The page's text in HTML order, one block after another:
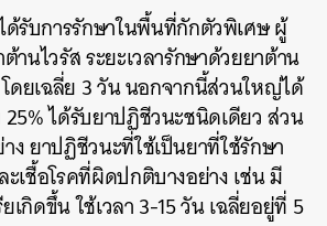
รับการรักษาในพื้นที่กักตัวพิเศษ ผู้
านไวรัส ระยะเวลารักษาด้วยยาต้าน
ดยเฉลี่ย 3 วัน นอกจากนี้ส่วนใหญ่ได้
ได้รับยาปฏิชีวนะชนิดเดียว ส่วน
ง ยาปฏิชีวนะที่ใช้เป็นยาที่ใช้รักษา
เชื้อโรคที่ผิดปกติบางอย่าง เช่น มี
เกิดขึ้น ใช้เวลา 3-15 วัน เฉลี่ยอยู่ที่ 5